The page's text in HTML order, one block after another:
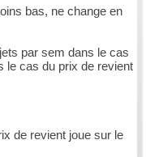
bas, ne change en
par sem dans le cas
le cas du prix de revient
de revient joue sur le